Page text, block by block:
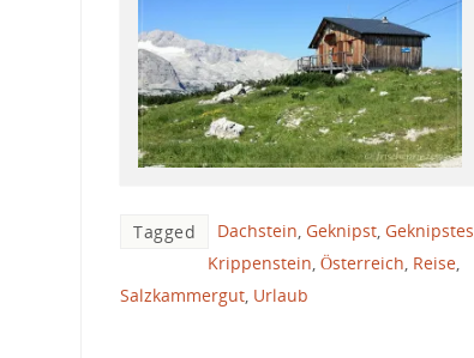
Tagged Dachstein, Geknipst, Geknipstes
Krippenstein, Österreich, Reise,
Salzkammergut, Urlaub